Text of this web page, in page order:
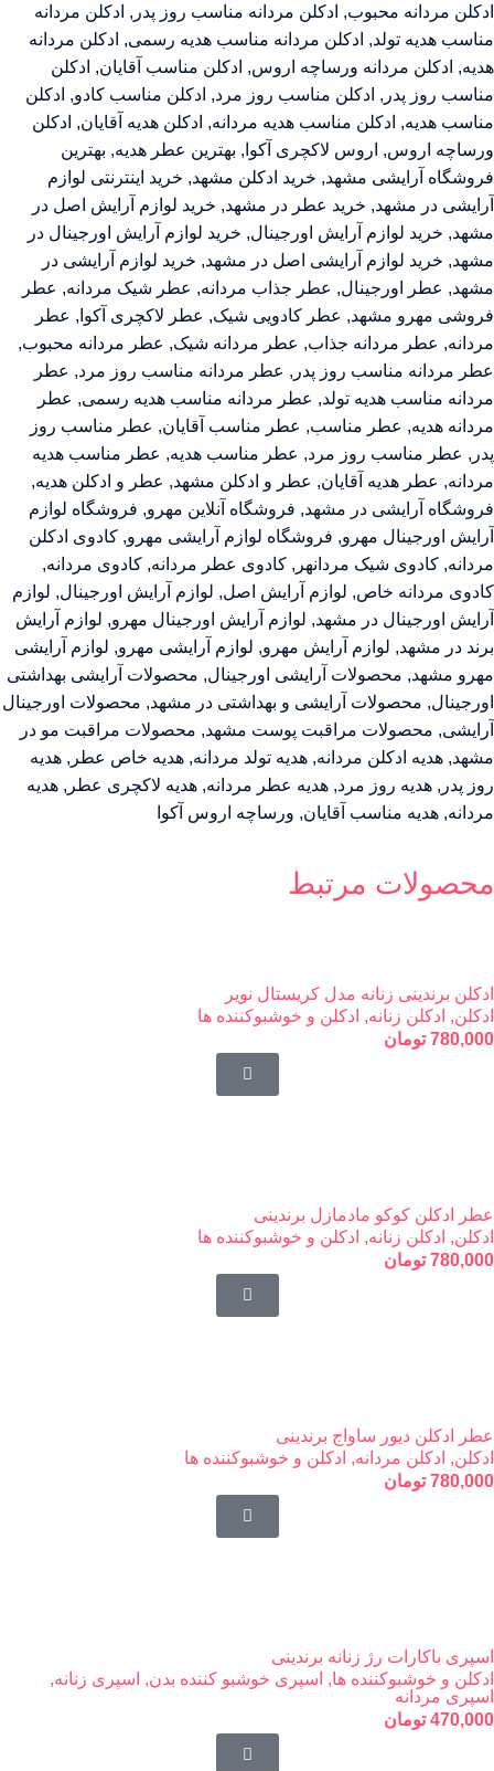
ادکلن مردانه محبوب, ادکلن مردانه مناسب روز پدر , ادکلن مردانه
مناسب هدیه تولد, ادکلن مردانه مناسب هدیه رسمی, ادکلن مردانه
هدیه, ادکلن مردانه ورساچه اروس, ادکلن مناسب آقایان, ادکلن
مناسب روز پدر , ادکلن مناسب روز مرد, ادکلن مناسب کادو, ادکلن
مناسب هدیه, ادکلن مناسب هدیه مردانه, ادکلن هدیه آقایان, ادکلن
ورساچه اروس, اروس لاکچری آکوا , بهترین عطر هدیه, بهترین
فروشگاه آرایشی مشهد, خرید ادکلن مشهد, خرید اینترنتی لوازم
آرایشی در مشهد, خرید عطر در مشهد, خرید لوازم آرایش اصل در
مشهد, خرید لوازم آرایش اورجینال, خرید لوازم آرایش اورجینال در
مشهد, خرید لوازم آرایشی اصل در مشهد, خرید لوازم آرایشی در
مشهد, عطر اورجینال, عطر جذاب مردانه, عطر شیک مردانه, عطر
فروشی مهرو مشهد, عطر کادویی شیک, عطر لاکچری آکوا , عطر
مردانه, عطر مردانه جذاب, عطر مردانه شیک, عطر مردانه محبوب,
عطر مردانه مناسب روز پدر , عطر مردانه مناسب روز مرد, عطر
مردانه مناسب هدیه تولد, عطر مردانه مناسب هدیه رسمی, عطر
مردانه هدیه, عطر مناسب, عطر مناسب آقایان, عطر مناسب روز
پدر , عطر مناسب روز مرد, عطر مناسب هدیه, عطر مناسب هدیه
مردانه, عطر هدیه آقایان, عطر و ادکلن مشهد, عطر و ادکلن هدیه‌,
فروشگاه آرایشی در مشهد, فروشگاه آنلاین مهرو, فروشگاه لوازم
آرایش اورجینال مهرو, فروشگاه لوازم آرایشی مهرو, کادوی ادکلن
مردانه, کادوی شیک مردانهر , کادوی عطر مردانه, کادوی مردانه,
کادوی مردانه خاص, لوازم آرایش اصل, لوازم آرایش اورجینال, لوازم
آرایش اورجینال در مشهد, لوازم آرایش اورجینال مهرو, لوازم آرایش
برند در مشهد, لوازم آرایش مهرو, لوازم آرایشی مهرو, لوازم آرایشی
مهرو مشهد, محصولات آرایشی اورجینال, محصولات آرایشی بهداشتی
اورجینال, محصولات آرایشی و بهداشتی در مشهد, محصولات اورجینال
آرایشی, محصولات مراقبت پوست مشهد, محصولات مراقبت مو در
مشهد, هدیه ادکلن مردانه, هدیه تولد مردانه, هدیه خاص عطر , هدیه
روز پدر , هدیه روز مرد, هدیه عطر مردانه, هدیه لاکچری عطر , هدیه
مردانه, هدیه مناسب آقایان, ورساچه اروس آکوا
محصولات مرتبط
ادکلن برندینی زنانه مدل کریستال نویر
ادکلن, ادکلن زنانه, ادکلن و خوشبوکننده ها
780,000 تومان
عطر ادکلن کوکو مادمازل برندینی
ادکلن, ادکلن زنانه, ادکلن و خوشبوکننده ها
780,000 تومان
عطر ادکلن دیور ساواج برندینی
ادکلن, ادکلن مردانه, ادکلن و خوشبوکننده ها
780,000 تومان
اسپری باکارات رژ زنانه برندینی
ادکلن و خوشبوکننده ها, اسپری خوشبو کننده بدن, اسپری زنانه,
اسپری مردانه
470,000 تومان